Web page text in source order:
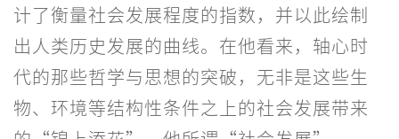
计了衡量社会发展程度的指数，并以此绘制
出人类历史发展的曲线。在他看来，轴心时
代的那些哲学与思想的突破，无非是这些生
物、环境等结构性条件之上的社会发展带来